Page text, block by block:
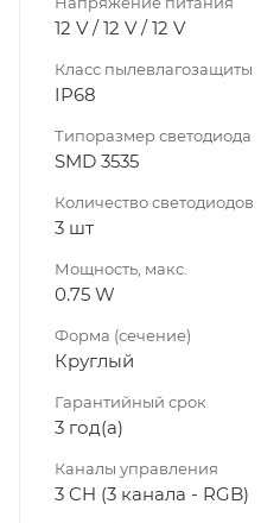
12 V / 12 V / 12 V
Класс пылевлагозащиты
IP68
Типоразмер светодиода
SMD 3535
Количество светодиодов
3 шт
Мощность, макс.
0.75 W
Форма (сечение)
Круглый
Гарантийный срок
3 год(а)
Каналы управления
3 CH (3 канала - RGB)